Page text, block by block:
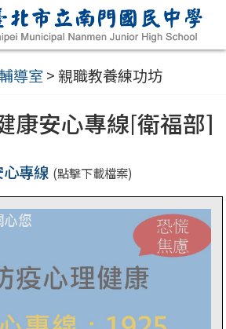
導室>親職教養練功坊
康安心專線[衛福部]
專線 (點擊下載檔案)